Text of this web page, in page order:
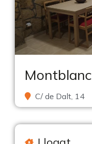
Montblanc
C/ de Dalt, 14